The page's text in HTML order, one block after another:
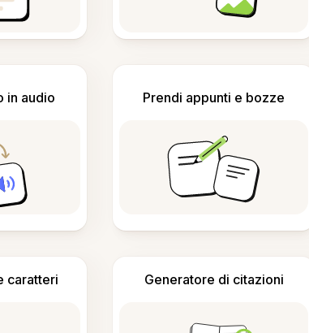
in audio Prendi appunti e bozze
caratteri Generatore di citazioni